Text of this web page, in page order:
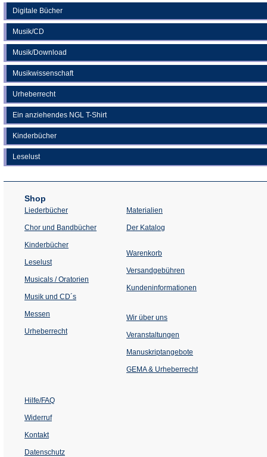
Digitale Bücher
Musik/CD
Musik/Download
Musikwissenschaft
Urheberrecht
Ein anziehendes NGL T-Shirt
Kinderbücher
Leselust
Shop
Liederbücher
Chor und Bandbücher
Kinderbücher
Leselust
Musicals / Oratorien
Musik und CD´s
Messen
Urheberrecht
Materialien
Der Katalog
Warenkorb
Versandgebühren
Kundeninformationen
Wir über uns
Veranstaltungen
einem
Tab)
Manuskriptangebote
GEMA & Urheberrecht
Hilfe/FAQ
Widerruf
Kontakt
Datenschutz